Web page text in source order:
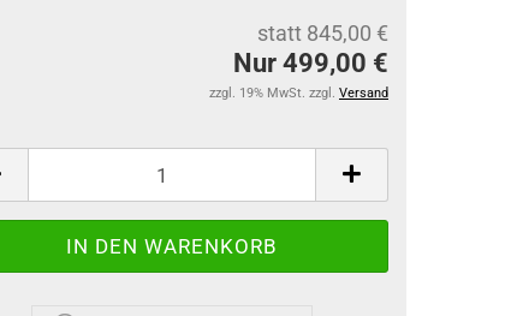
statt 845,00 €
Nur 499,00 €
zzgl. 19% MwSt. zzgl. Versand